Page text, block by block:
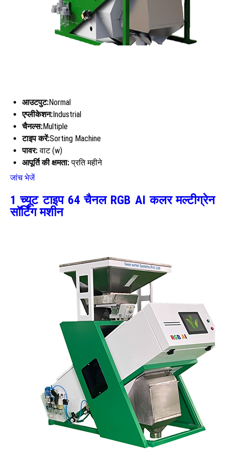
आउटपुट:Normal
एप्लीकेशन:Industrial
चैनल्स:Multiple
टाइप करें:Sorting Machine
पावर:वाट (w)
आपूर्ति की क्षमता:प्रति महीने
जांच भेजें
1 च्यूट टाइप 64 चैनल RGB AI कलर मल्टीग्रेन
सॉर्टिंग मशीन